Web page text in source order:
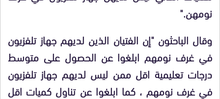
نومهن."
وقال الباحثون "إن الفتيان الذين لديهم جهاز تلفزيون
في غرف نومهم ابلغوا عن الحصول على متوسط
درجات تعليمية اقل ممن ليس لديهم جهاز تلفزيون
في غرف نومهم ، كما ابلغوا عن تناول كميات اقل